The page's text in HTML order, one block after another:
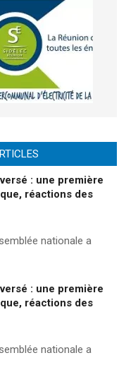
: une première
réactions des
nationale a
: une première
réactions des
nationale a